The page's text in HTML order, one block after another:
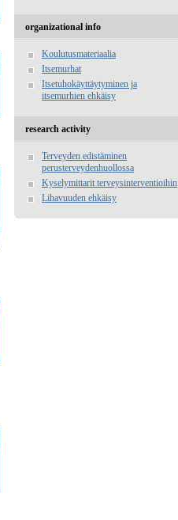
organizational info
Koulutusmateriaalia
Itsemurhat
Itsetuhokäyttäytyminen ja
itsemurhien ehkäisy
research activity
Terveyden edistäminen
perusterveydenhuollossa
Kyselymittarit terveysinterventioihin
Lihavuuden ehkäisy